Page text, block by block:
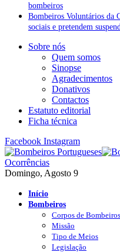
bombeiros
Bombeiros Voluntários da
sociais e pretendem
Sobre nós
Quem somos
Sinopse
Agradecimentos
Donativos
Contactos
Estatuto editorial
Ficha técnica
Facebook Instagram
Ocorrências
Domingo, Agosto 9
Início
Bombeiros
Corpos de Bombeiros
Missão
Tipo de Meios
Legislação